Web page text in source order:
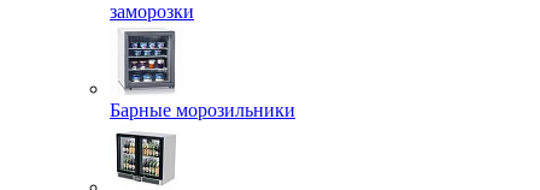
заморозки
Барные морозильники